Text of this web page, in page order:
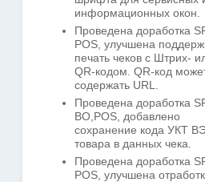
информационных окон.
Проведена доработка
POS, улучшена
печать чеков с Штрих-
QR-кодом. QR-код
содержать URL.
Проведена доработка
BO,POS, добавлено
сохранение кода УКТ
товара в данных чека.
Проведена доработка
POS, улучшена